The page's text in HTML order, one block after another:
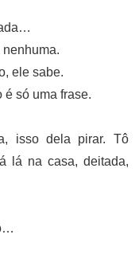
ele sabe.
é só uma frase.
isso dela pirar. Tô
lá na casa, deitada,